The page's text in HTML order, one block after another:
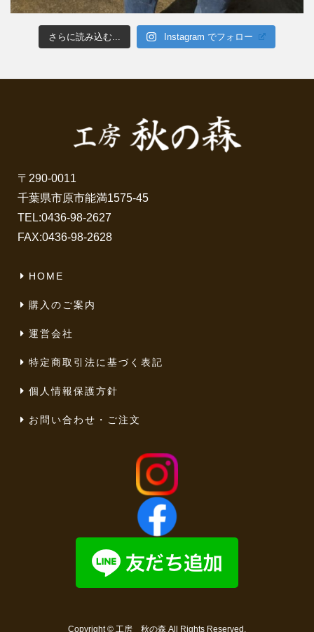
さらに読み込む... Instagram でフォロー
〒290-0011
千葉県市原市能満1575-45
TEL:0436-98-2627
FAX:0436-98-2628
HOME
購入のご案内
運営会社
特定商取引法に基づく表記
個人情報保護方針
お問い合わせ・ご注文
Copyright © 工房 秋の森 All Rights Reserved.